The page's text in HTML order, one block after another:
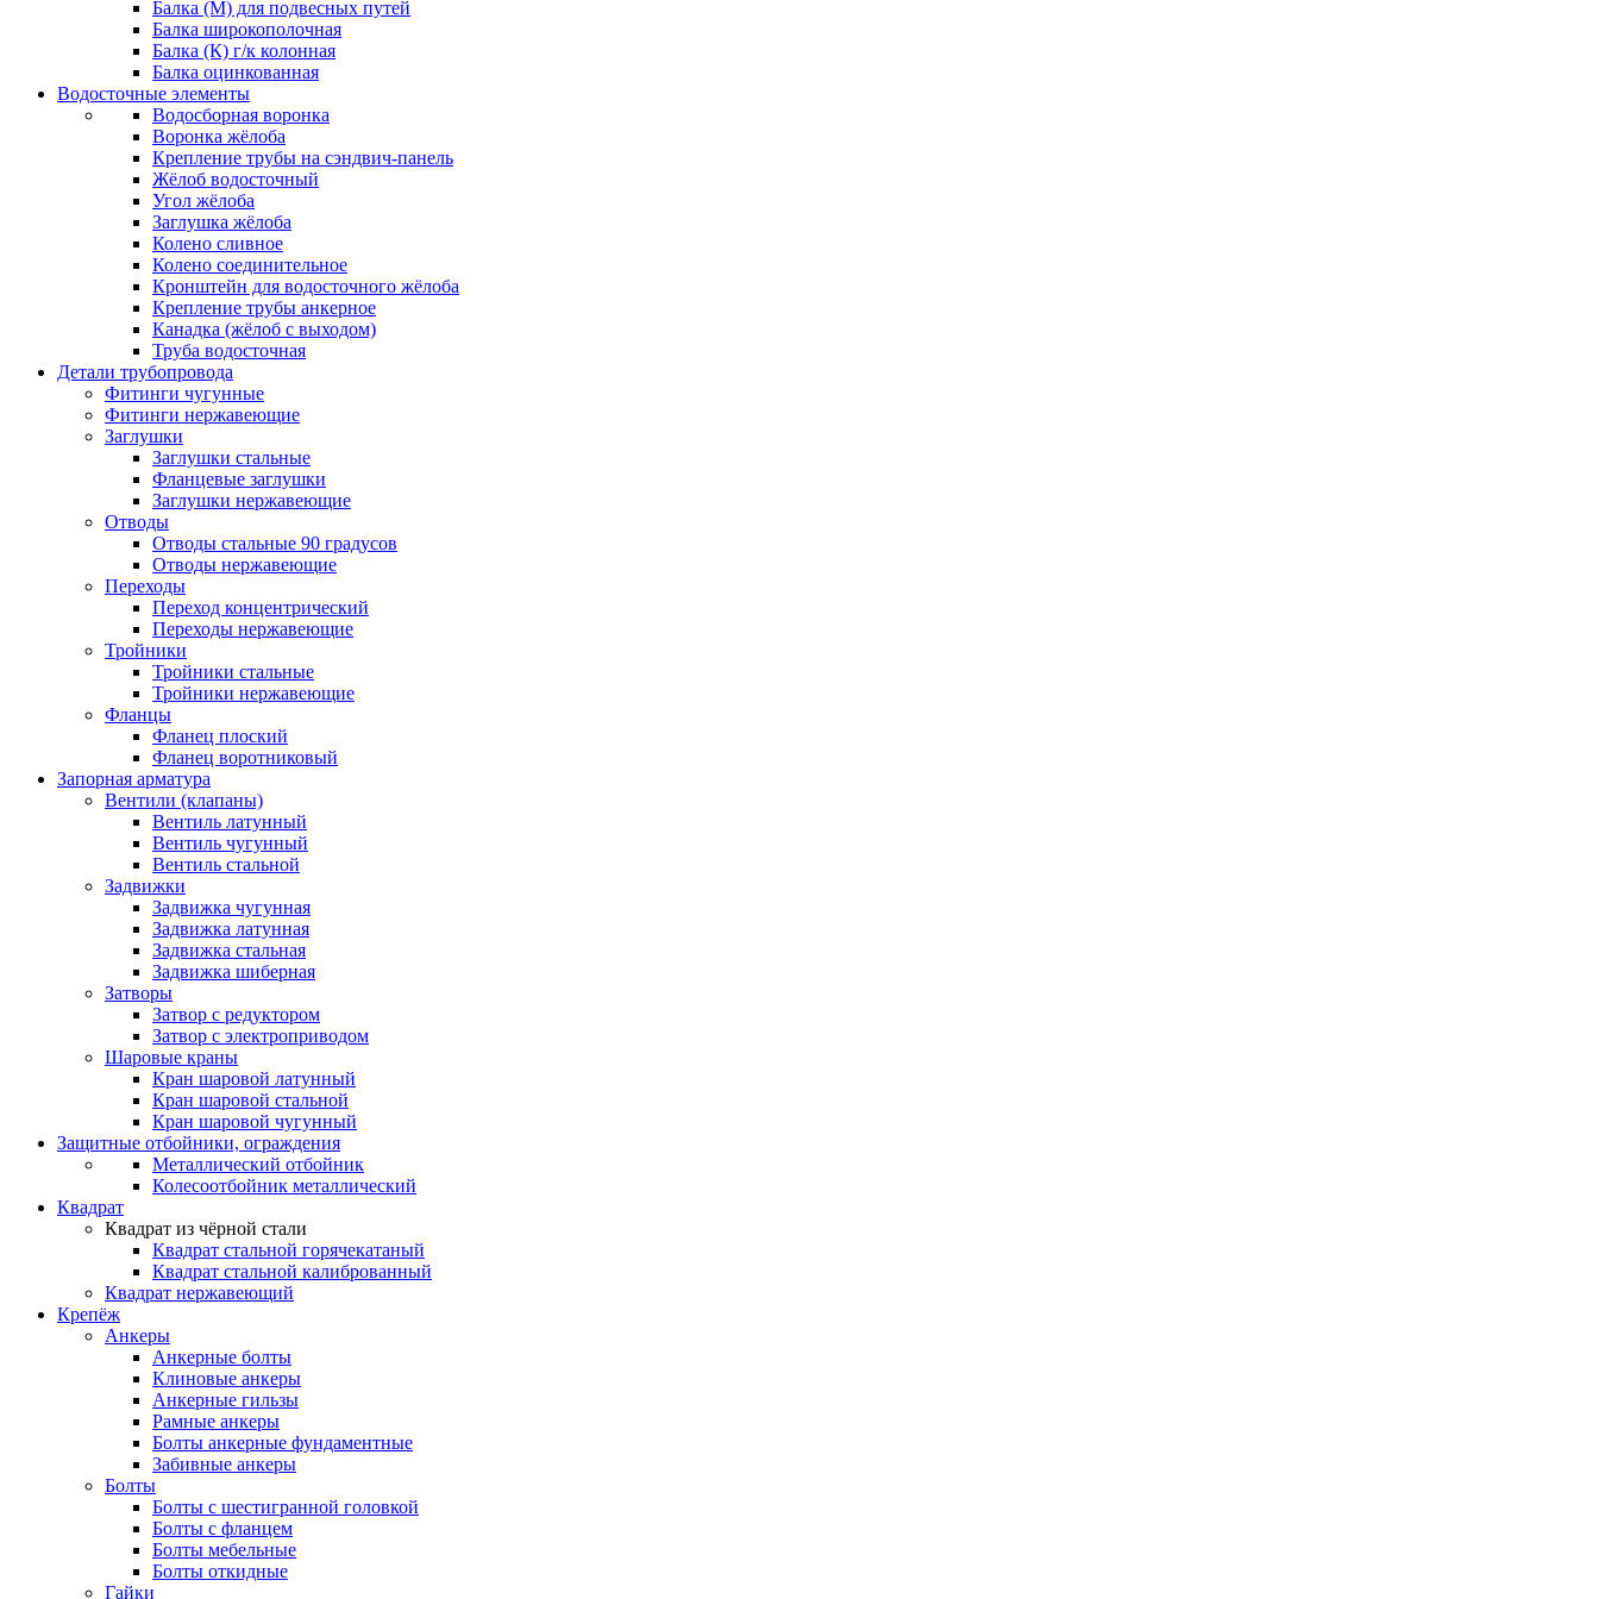
Балка (М) для подвесных путей
Балка широкополочная
Балка (К) г/к колонная
Балка оцинкованная
Водосточные элементы
Водосборная воронка
Воронка жёлоба
Крепление трубы на сэндвич-панель
Жёлоб водосточный
Угол жёлоба
Заглушка жёлоба
Колено сливное
Колено соединительное
Кронштейн для водосточного жёлоба
Крепление трубы анкерное
Канадка (жёлоб с выходом)
Труба водосточная
Детали трубопровода
Фитинги чугунные
Фитинги нержавеющие
Заглушки
Заглушки стальные
Фланцевые заглушки
Заглушки нержавеющие
Отводы
Отводы стальные 90 градусов
Отводы нержавеющие
Переходы
Переход концентрический
Переходы нержавеющие
Тройники
Тройники стальные
Тройники нержавеющие
Фланцы
Фланец плоский
Фланец воротниковый
Запорная арматура
Вентили (клапаны)
Вентиль латунный
Вентиль чугунный
Вентиль стальной
Задвижки
Задвижка чугунная
Задвижка латунная
Задвижка стальная
Задвижка шиберная
Затворы
Затвор с редуктором
Затвор с электроприводом
Шаровые краны
Кран шаровой латунный
Кран шаровой стальной
Кран шаровой чугунный
Защитные отбойники, ограждения
Металлический отбойник
Колесоотбойник металлический
Квадрат
Квадрат из чёрной стали
Квадрат стальной горячекатаный
Квадрат стальной калиброванный
Квадрат нержавеющий
Крепёж
Анкеры
Анкерные болты
Клиновые анкеры
Анкерные гильзы
Рамные анкеры
Болты анкерные фундаментные
Забивные анкеры
Болты
Болты с шестигранной головкой
Болты с фланцем
Болты мебельные
Болты откидные
Гайки